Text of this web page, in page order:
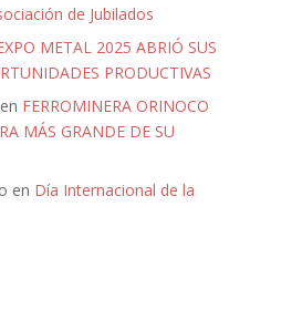
de Jubilados
METAL 2025 ABRIÓ SUS
PRODUCTIVAS
FERROMINERA ORINOCO
MÁS GRANDE DE SU
en Día Internacional de la